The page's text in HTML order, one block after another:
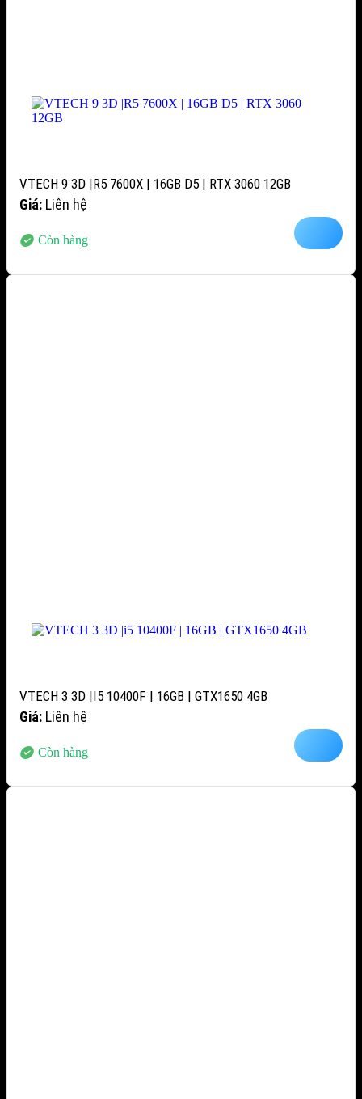
VTECH 9 3D |R5 7600X | 16GB D5 | RTX 3060 12GB
Giá: Liên hệ
Còn hàng
VTECH 3 3D |I5 10400F | 16GB | GTX1650 4GB
Giá: Liên hệ
Còn hàng